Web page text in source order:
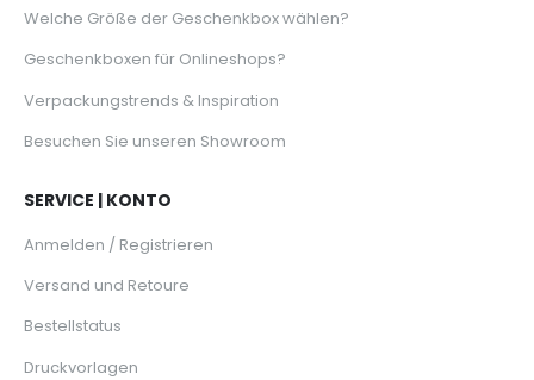
Welche Größe der Geschenkbox wählen?
Geschenkboxen für Onlineshops?
Verpackungstrends & Inspiration
Besuchen Sie unseren Showroom
SERVICE | KONTO
Anmelden / Registrieren
Versand und Retoure
Bestellstatus
Druckvorlagen